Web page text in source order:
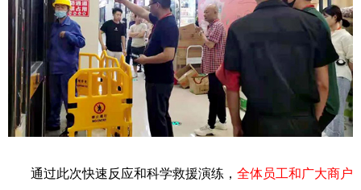
通过此次快速反应和科学救援演练， 全体员工和广大商户